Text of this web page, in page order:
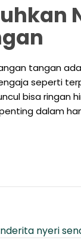
tangan
seperti
bisa ringan
dalam